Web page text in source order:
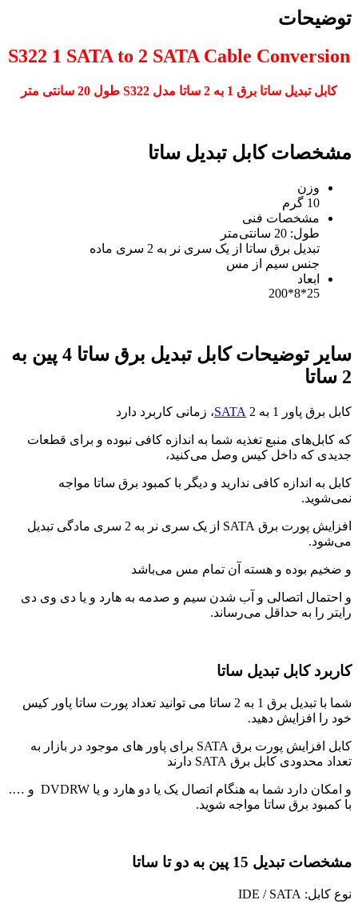
توضیحات
S322 1 SATA to 2 SATA Cable Conversion
کابل تبدیل ساتا برق 1 به 2 ساتا مدل S322 طول 20 سانتی متر
مشخصات کابل تبدیل ساتا
وزن
10 گرم
مشخصات فنی
طول: 20 سانتی‌متر
تبدیل برق ساتا از یک سری نر به 2 سری ماده
جنس سیم از مس
ابعاد
25*8*200
سایر توضیحات کابل تبدیل برق ساتا 4 پین به
2 ساتا
کابل برق پاور 1 به 2 SATA، زمانی کاربرد دارد
که کابل‌های منبع تغذیه شما به اندازه کافی نبوده و برای قطعات
جدیدی که داخل کیس وصل می‌کنید،
کابل به اندازه کافی ندارید و دیگر با کمبود برق ساتا مواجه
نمی‌شوید.
افزایش پورت برق SATA از یک سری نر به 2 سری مادگی تبدیل
می‌شود.
و ضخیم بوده و هسته آن تمام مس می‌باشد
و احتمال اتصالی و آب شدن سیم و صدمه به هارد و یا دی وی دی
رایتر را به حداقل می‌رساند.
کاربرد کابل تبدیل ساتا
شما با تبدیل برق 1 به 2 ساتا می توانید تعداد پورت ساتا پاور کیس
خود را افزایش دهید.
کابل افزایش پورت برق SATA برای پاور های موجود در بازار به
تعداد محدودی کابل برق SATA دارند
و امکان دارد شما به هنگام اتصال یک یا دو هارد و یا DVDRW و ….
با کمبود برق ساتا مواجه شوید.
مشخصات تبديل 15 پين به دو تا ساتا
نوع کابل: IDE / SATA